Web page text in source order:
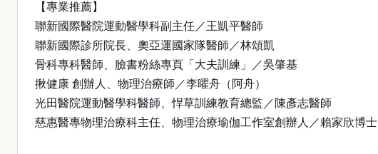
【專業推薦】
聯新國際醫院運動醫學科副主任／王凱平醫師
聯新國際診所院長、奧亞運國家隊醫師／林頌凱
骨科專科醫師、臉書粉絲專頁「大夫訓練」／吳肇基
揪健康 創辦人、物理治療師／李曜舟（阿舟）
光田醫院運動醫學科醫師、悍草訓練教育總監／陳彥志醫師
慈惠醫專物理治療科主任、物理治療瑜伽工作室創辦人／賴家欣博士